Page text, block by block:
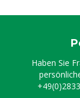
Haben Sie